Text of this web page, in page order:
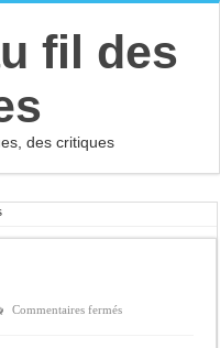
fil des
des critiques
Commentaires ferméssur